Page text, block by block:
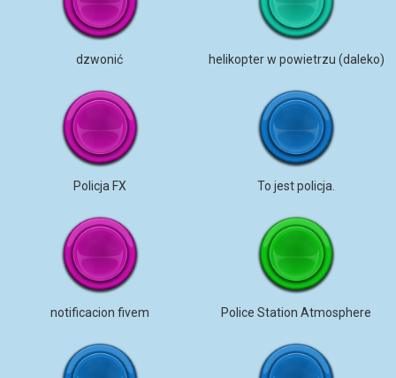
dzwonić helikopter w powietrzu (daleko)
Policja FX To jest policja.
notificacion fivem Police Station Atmosphere